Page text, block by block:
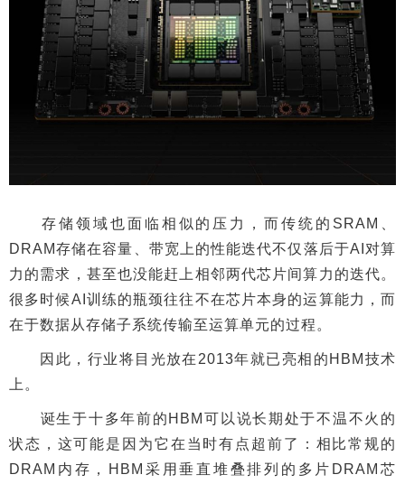
存储领域也面临相似的压力，而传统的SRAM、
DRAM存储在容量、带宽上的性能迭代不仅落后于AI对算
力的需求，甚至也没能赶上相邻两代芯片间算力的迭代。
很多时候AI训练的瓶颈往往不在芯片本身的运算能力，而
在于数据从存储子系统传输至运算单元的过程。
因此，行业将目光放在2013年就已亮相的HBM技术
上。
诞生于十多年前的HBM可以说长期处于不温不火的
状态，这可能是因为它在当时有点超前了：相比常规的
DRAM内存，HBM采用垂直堆叠排列的多片DRAM芯